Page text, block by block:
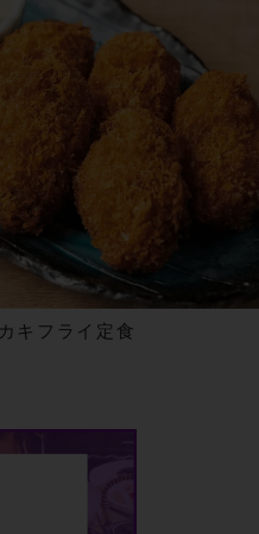
カキフライ定食